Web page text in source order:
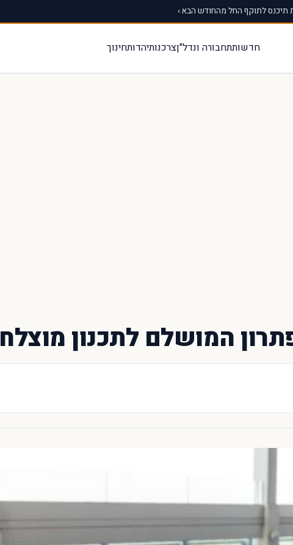
תיכנס לתוקף החל מהחודש הבא ›
חדשותתחבורה ונדל"ןצרכנותיהדותחינוך
המושלם לתכנון מוצלח